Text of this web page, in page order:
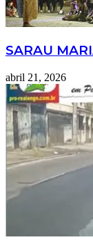
SARAU
abril 21, 2026